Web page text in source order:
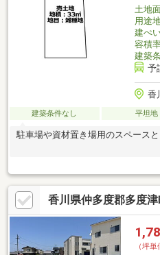
土地
用途
建ぺ
容積
建築
予
香
建築条件なし 平坦地
駐車場や資材置き場用のスペースと
香川県仲多度郡多度
（坪